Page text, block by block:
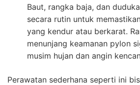
Baut, rangka baja, dan
secara rutin untuk
yang kendur atau berkarat.
menunjang keamanan pylon
musim hujan dan angin
Perawatan sederhana seperti ini